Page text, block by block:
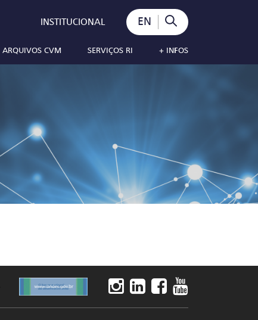
INSTITUCIONAL EN
ARQUIVOS CVM SERVIÇOS RI + INFOS